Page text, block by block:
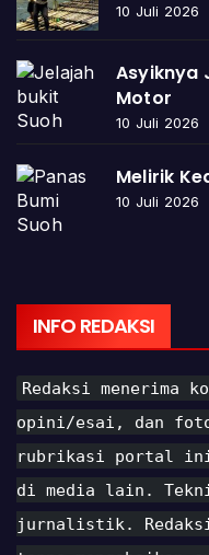
10 Juli 2026
Asyiknya
Motor
10 Juli 2026
Melirik
10 Juli 2026
INFO REDAKSI
Redaksi
opini/esai, dan foto
rubrikasi portal ini
di media lain.
jurnalistik. Redaksi